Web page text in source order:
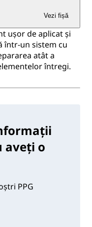
Vezi fișă
ușor de aplicat și
într-un sistem cu
atât a
întregi.
aveți o
PPG